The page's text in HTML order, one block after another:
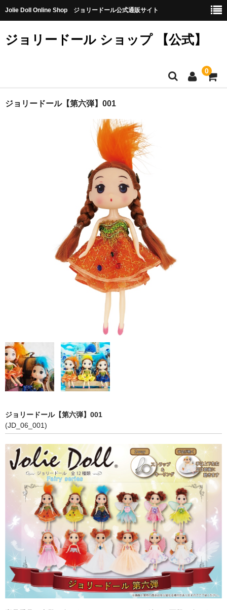
Jolie Doll Online Shop ジョリードール公式通販サイト
ジョリードール ショップ 【公式】
0
HOME
【購入特典】不良品10個（無料）
【プリンセスシリーズ】
PINK
RED
BLUE
YELLOW
PURPLE
GREEN
ORANGE
SALMON PINK
ABOUT
CONTACT
ジョリードール【第六弾】001
ジョリードール【第六弾】001
(JD_06_001)